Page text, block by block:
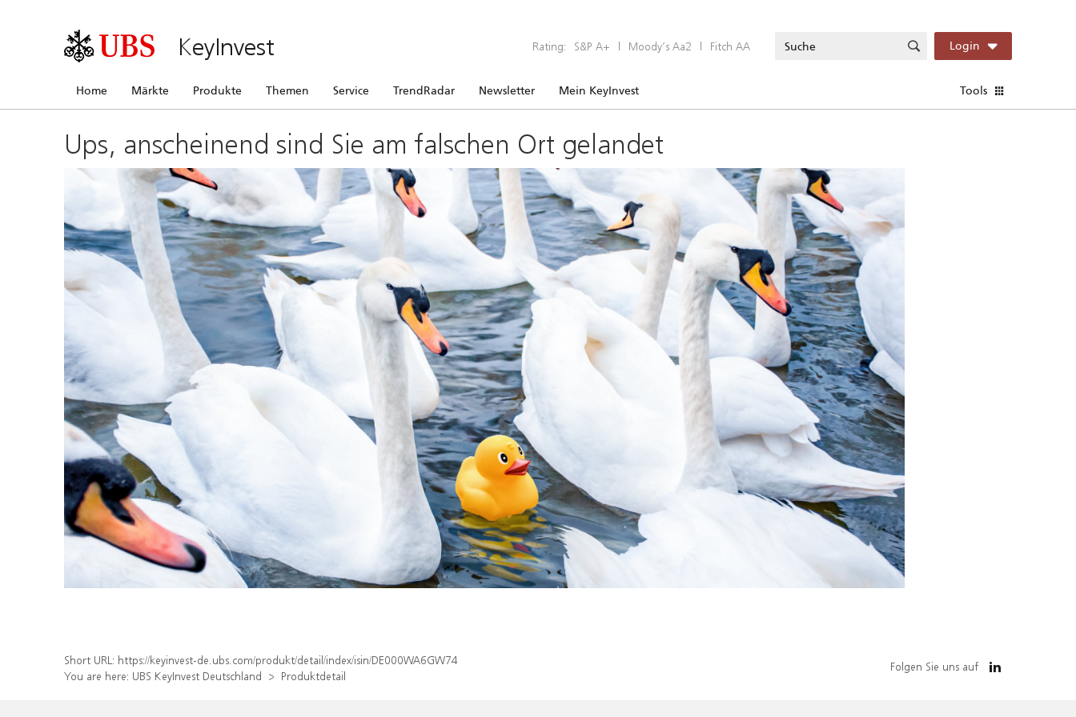
KeyInvest Rating: S&P A+ | Moody’s Aa2 | Fitch AA Login
Home Märkte Produkte Themen Service TrendRadar Newsletter Mein KeyInvest Tools
Ups, anscheinend sind Sie am falschen Ort gelandet
Short URL: https://keyinvest-de.ubs.com/produkt/detail/index/isin/DE000WA6GW74
You are here: UBS KeyInvest Deutschland Produktdetail
Folgen Sie uns auf